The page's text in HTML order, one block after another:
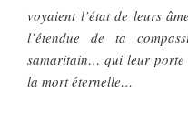
voyaient l’état de leurs
l’étendue de ta
samaritain… qui leur porte
la mort éternelle…